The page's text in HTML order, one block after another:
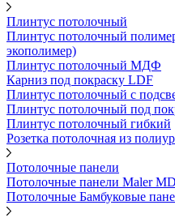
Плинтус потолочный
Плинтус потолочный
экополимер)
Плинтус потолочный МДФ
Карниз под покраску LDF
Плинтус потолочный с
Плинтус потолочный под
Плинтус потолочный гибкий
Розетка потолочная из
Потолочные панели
Потолочные панели Maler
Потолочные Бамбуковые